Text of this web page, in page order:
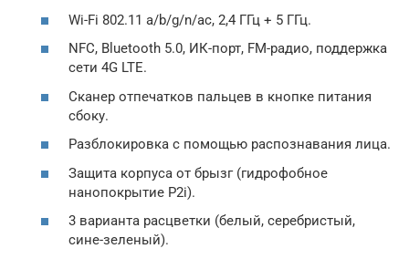
Wi-Fi 802.11 a/b/g/n/ac, 2,4 ГГц + 5 ГГц.
NFC, Bluetooth 5.0, ИК-порт, FM-радио, поддержка
сети 4G LTE.
Сканер отпечатков пальцев в кнопке питания
сбоку.
Разблокировка с помощью распознавания лица.
Защита корпуса от брызг (гидрофобное
нанопокрытие P2i).
3 варианта расцветки (белый, серебристый,
сине-зеленый).